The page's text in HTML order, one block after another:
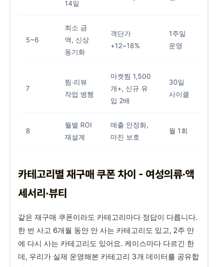
14일
5~6
최소 금
액, 신상
동기화
객단가
+12~18%
1주일
운영
7
찜·리뷰
작업 병행
마켓찜 1,500
개+, 신규 유
입 2배
30일
사이클
8
월별 ROI
재설계
매출 안정화,
마진 보호
월 1회
카테고리별 재구매 쿠폰 차이 - 여성의류·액
세서리·뷰티
같은 재구매 쿠폰이라도 카테고리마다 정답이 다릅니다.
한 번 사고 6개월 동안 안 사는 카테고리도 있고, 2주 만
에 다시 사는 카테고리도 있어요. 케이스마다 다르긴 한
데, 우리가 실제 운영해본 카테고리 3개 데이터를 공유합